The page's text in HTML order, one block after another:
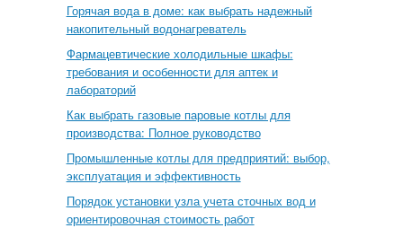
Горячая вода в доме: как выбрать надежный
накопительный водонагреватель
Фармацевтические холодильные шкафы:
требования и особенности для аптек и
лабораторий
Как выбрать газовые паровые котлы для
производства: Полное руководство
Промышленные котлы для предприятий: выбор,
эксплуатация и эффективность
Порядок установки узла учета сточных вод и
ориентировочная стоимость работ